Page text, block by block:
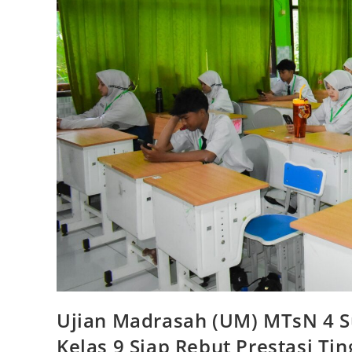
Ujian Madrasah (UM) MTsN 4
Kelas 9 Siap Rebut Prestasi